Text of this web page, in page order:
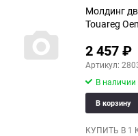
Молдинг
Touareg
2 457₽
Артикул:
В наличии
В корзину
КУПИТЬ В 1